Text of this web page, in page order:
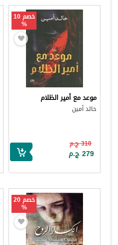
خصم 10
%
موعد مع أمير الظلام
خالد أمين
310 ج.م
279 ج.م
خصم 20
%